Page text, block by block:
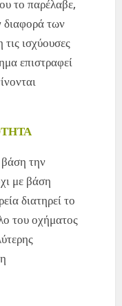
το παρέλαβε,
διαφορά των
ισχύουσες
επιστραφεί
βάση την
με βάση
διατηρεί το
του οχήματος